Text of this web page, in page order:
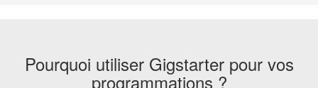
Pourquoi utiliser Gigstarter pour vos
programmations ?